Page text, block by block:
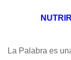
La Palabra es